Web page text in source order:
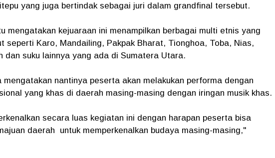
yang juga bertindak sebagai juri dalam grandfinal tersebut.
mengatakan kejuaraan ini menampilkan berbagai multi etnis yang
seperti Karo, Mandailing, Pakpak Bharat, Tionghoa, Toba, Nias,
dan suku lainnya yang ada di Sumatera Utara.
mengatakan nantinya peserta akan melakukan performa dengan
yang khas di daerah masing-masing dengan iringan musik khas.
secara luas kegiatan ini dengan harapan peserta bisa
daerah untuk memperkenalkan budaya masing-masing,"